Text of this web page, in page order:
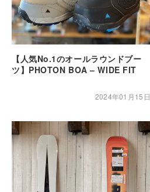
【人気No.1のオールラウンドブー
ツ】PHOTON BOA – WIDE FIT
2024年01月15日